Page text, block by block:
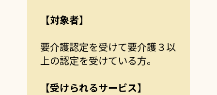
【対象者】
要介護認定を受けて要介護３以
上の認定を受けている方。
【受けられるサービス】